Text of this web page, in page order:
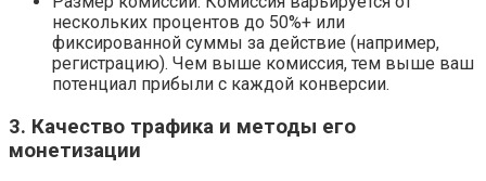
нескольких процентов до 50%+ или
фиксированной суммы за действие (например,
регистрацию). Чем выше комиссия, тем выше ваш
потенциал прибыли с каждой конверсии.
3. Качество трафика и методы его
монетизации